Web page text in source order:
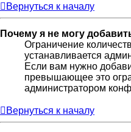
Вернуться к началу
Почему я не могу
Ограничение
устанавливается
Если вам нужно
превышающее это
администратором
Вернуться к началу